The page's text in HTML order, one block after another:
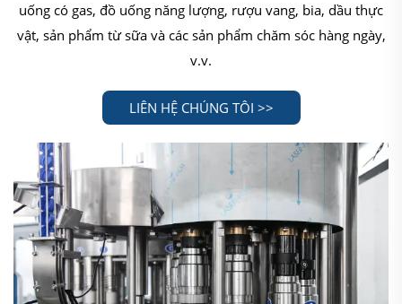
uống có gas, đồ uống năng lượng, rượu vang, bia, dầu thực
vật, sản phẩm từ sữa và các sản phẩm chăm sóc hàng ngày,
v.v.
LIÊN HỆ CHÚNG TÔI >>